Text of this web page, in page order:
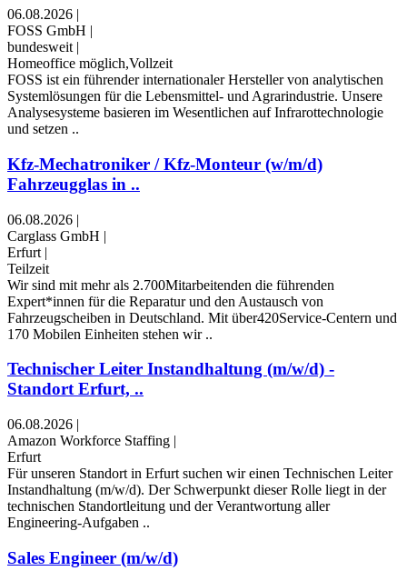
06.08.2026 |
FOSS GmbH |
bundesweit |
Homeoffice möglich,Vollzeit
FOSS ist ein führender internationaler Hersteller von analytischen
Systemlösungen für die Lebensmittel- und Agrarindustrie. Unsere
Analysesysteme basieren im Wesentlichen auf Infrarottechnologie
und setzen ..
Kfz-Mechatroniker / Kfz-Monteur (w/m/d)
Fahrzeugglas in ..
06.08.2026 |
Carglass GmbH |
Erfurt |
Teilzeit
Wir sind mit mehr als 2.700Mitarbeitenden die führenden
Expert*innen für die Reparatur und den Austausch von
Fahrzeugscheiben in Deutschland. Mit über420Service-Centern und
170 Mobilen Einheiten stehen wir ..
Technischer Leiter Instandhaltung (m/w/d) -
Standort Erfurt, ..
06.08.2026 |
Amazon Workforce Staffing |
Erfurt
Für unseren Standort in Erfurt suchen wir einen Technischen Leiter
Instandhaltung (m/w/d). Der Schwerpunkt dieser Rolle liegt in der
technischen Standortleitung und der Verantwortung aller
Engineering-Aufgaben ..
Sales Engineer (m/w/d)